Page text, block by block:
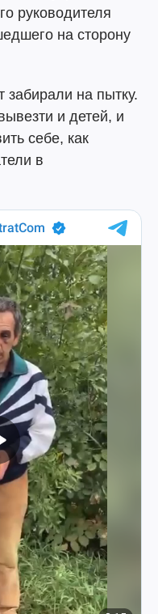
руководителя
на сторону
на пытку.
и детей, и
себе, как
в